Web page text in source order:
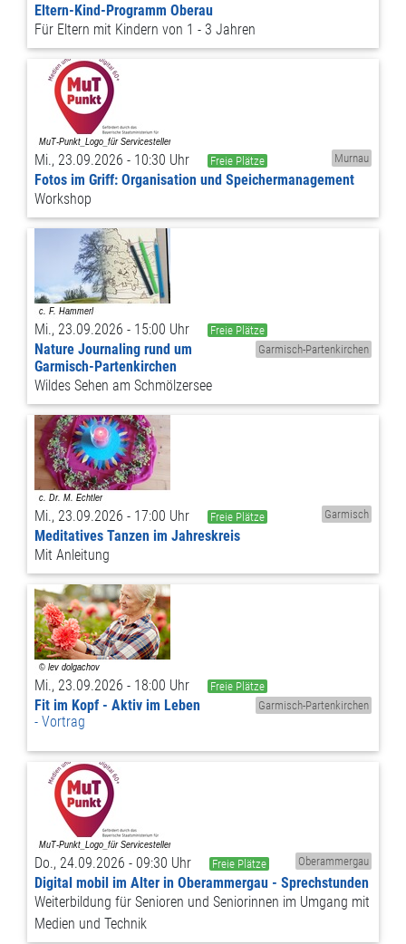
Eltern-Kind-Programm Oberau
Für Eltern mit Kindern von 1 - 3 Jahren
Mi., 23.09.2026 - 10:30 Uhr Freie Plätze Murnau
Fotos im Griff: Organisation und Speichermanagement
Workshop
Mi., 23.09.2026 - 15:00 Uhr
Freie Plätze
Garmisch-Partenkirchen
Nature Journaling rund um
Garmisch-Partenkirchen
Wildes Sehen am Schmölzersee
Mi., 23.09.2026 - 17:00 Uhr Freie Plätze Garmisch
Meditatives Tanzen im Jahreskreis
Mit Anleitung
Mi., 23.09.2026 - 18:00 Uhr
Freie Plätze
Garmisch-Partenkirchen
Fit im Kopf - Aktiv im Leben
Vortrag
Do., 24.09.2026 - 09:30 Uhr Freie Plätze Oberammergau
Digital mobil im Alter in Oberammergau - Sprechstunden
Weiterbildung für Senioren und Seniorinnen im Umgang mit
Medien und Technik